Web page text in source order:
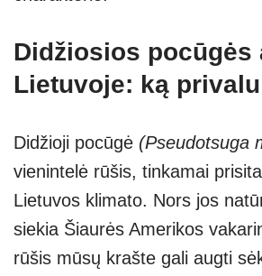
Didžiosios pocūgės
Lietuvoje: ką
Didžioji pocūgė (Pseudotsuga
vienintelė rūšis, tinkamai
Lietuvos klimato. Nors jos
siekia Šiaurės Amerikos
rūšis mūsų krašte gali augti